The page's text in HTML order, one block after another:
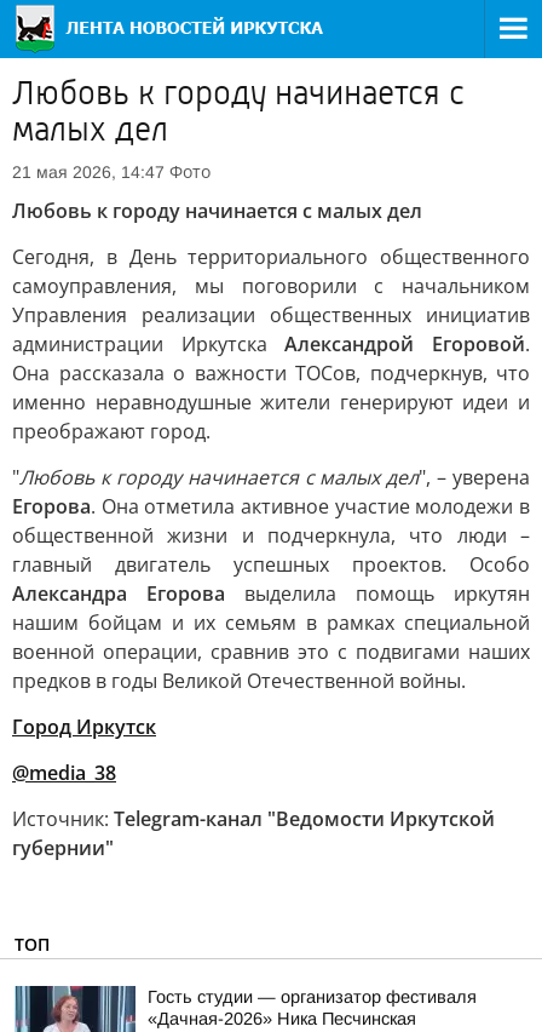
Любовь к городу начинается с
малых дел
21 мая 2026, 14:47 Фото
Любовь к городу начинается с малых дел
Сегодня, в День территориального общественного
самоуправления, мы поговорили с начальником
Управления реализации общественных инициатив
администрации ИркутскаАлександрой Егоровой.
Она рассказала о важности ТОСов, подчеркнув, что
именно неравнодушные жители генерируют идеи и
преображают город.
"Любовь к городу начинается с малых дел", – уверена
Егорова. Она отметила активное участие молодежи в
общественной жизни и подчеркнула, что люди –
главный двигатель успешных проектов. Особо
Александра Егорова выделила помощь иркутян
нашим бойцам и их семьям в рамках специальной
военной операции, сравнив это с подвигами наших
предков в годы Великой Отечественной войны.
Город Иркутск
@media_38
Источник: Telegram-канал "Ведомости Иркутской
губернии"
ТОП
Гость студии — организатор фестиваля
«Дачная-2026» Ника Песчинская